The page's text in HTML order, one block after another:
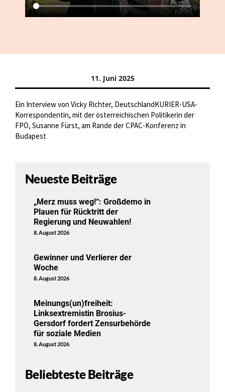
11. Juni 2025
Ein Interview von Vicky Richter, DeutschlandKURIER-USA-
Korrespondentin, mit der österreichischen Politikerin der
FPÖ, Susanne Fürst, am Rande der CPAC-Konferenz in
Budapest
Neueste Beiträge
„Merz muss weg!“: Großdemo in
Plauen für Rücktritt der
Regierung und Neuwahlen!
8. August 2026
Gewinner und Verlierer der
Woche
8. August 2026
Meinungs(un)freiheit:
Linksextremistin Brosius-
Gersdorf fordert Zensurbehörde
für soziale Medien
8. August 2026
Beliebteste Beiträge